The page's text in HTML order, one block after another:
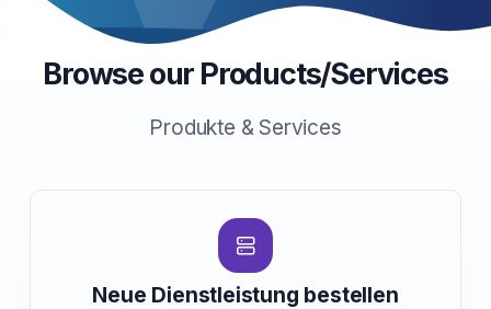
Browse our Products/Services
Produkte & Services
Neue Dienstleistung bestellen